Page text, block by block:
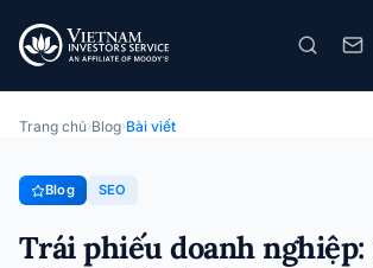
SEO · 23/08/2025
Trang chủ›Blog›Bài viết
Blog SEO
Trái phiếu doanh nghiệp: